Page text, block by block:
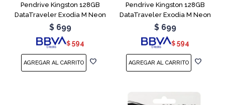
Pendrive Kingston 128GB
DataTraveler Exodia M Neon
Green
$ 699
$ 594
Pendrive Kingston 128GB
DataTraveler Exodia M Neon
Pink
$ 699
$ 594